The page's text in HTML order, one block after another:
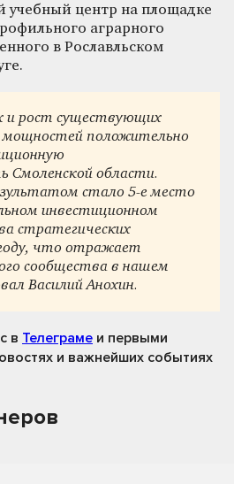
учебный центр на площадке
аграрного
в Рославльском
и рост существующих
мощностей положительно
Смоленской области.
стало 5-е место
инвестиционном
стратегических
что отражает
сообщества в нашем
Василий Анохин.
в Телеграме и первыми
и важнейших событиях